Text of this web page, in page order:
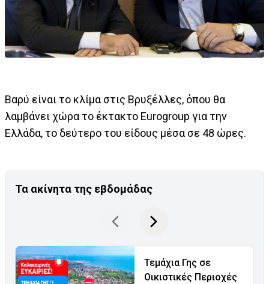
Βαρύ είναι το κλίμα στις Βρυξέλλες, όπου θα
λαμβάνει χώρα το έκτακτο Eurogroup για την
Ελλάδα, το δεύτερο του είδους μέσα σε 48 ώρες.
Τα ακίνητα της εβδομάδας
Τεμάχια Γης σε
Οικιστικές Περιοχές